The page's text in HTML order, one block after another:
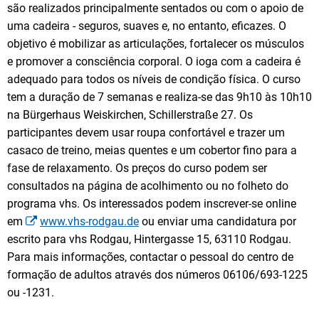
são realizados principalmente sentados ou com o apoio de
uma cadeira - seguros, suaves e, no entanto, eficazes. O
objetivo é mobilizar as articulações, fortalecer os músculos
e promover a consciência corporal. O ioga com a cadeira é
adequado para todos os níveis de condição física. O curso
tem a duração de 7 semanas e realiza-se das 9h10 às 10h10
na Bürgerhaus Weiskirchen, Schillerstraße 27. Os
participantes devem usar roupa confortável e trazer um
casaco de treino, meias quentes e um cobertor fino para a
fase de relaxamento. Os preços do curso podem ser
consultados na página de acolhimento ou no folheto do
programa vhs. Os interessados podem inscrever-se online
em
www.vhs-rodgau.de ou enviar uma candidatura por
escrito para vhs Rodgau, Hintergasse 15, 63110 Rodgau.
Para mais informações, contactar o pessoal do centro de
formação de adultos através dos números 06106/693-1225
ou -1231.